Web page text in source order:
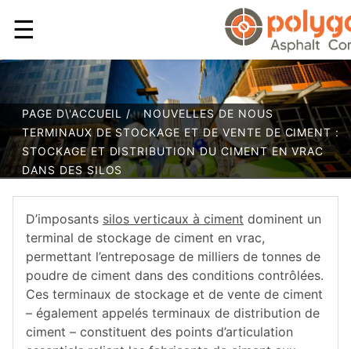
☰
PAGE D\'ACCUEIL /
NOUVELLES DE NOUS
TERMINAUX DE STOCKAGE ET DE VENTE DE CIMENT :
STOCKAGE ET DISTRIBUTION DU CIMENT EN VRAC
DANS DES SILOS
D’imposants silos verticaux à ciment dominent un
terminal de stockage de ciment en vrac,
permettant l’entreposage de milliers de tonnes de
poudre de ciment dans des conditions contrôlées.
Ces terminaux de stockage et de vente de ciment
– également appelés terminaux de distribution de
ciment – constituent des points d’articulation